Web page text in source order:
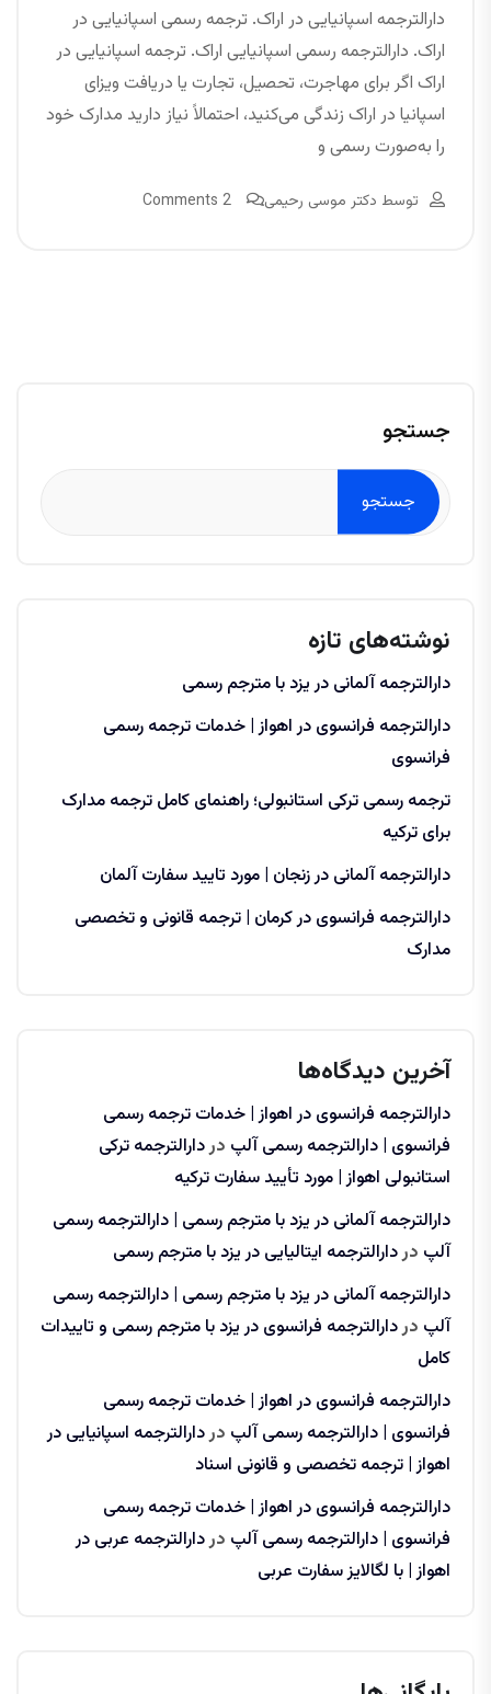
دارالترجمه اسپانیایی در اراک. ترجمه رسمی اسپانیایی در
اراک. دارالترجمه رسمی اسپانیایی اراک. ترجمه اسپانیایی در
اراک اگر برای مهاجرت، تحصیل، تجارت یا دریافت ویزای
اسپانیا در اراک زندگی می‌کنید، احتمالاً نیاز دارید مدارک خود
را به‌صورت رسمی و
توسط دکتر موسی رحیمی 2 Comments
جستجو
جستجو
نوشته‌های تازه
دارالترجمه آلمانی در یزد با مترجم رسمی
دارالترجمه فرانسوی در اهواز | خدمات ترجمه رسمی
فرانسوی
ترجمه رسمی ترکی استانبولی؛ راهنمای کامل ترجمه مدارک
برای ترکیه
دارالترجمه آلمانی در زنجان | مورد تایید سفارت آلمان
دارالترجمه فرانسوی در کرمان | ترجمه قانونی و تخصصی
مدارک
آخرین دیدگاه‌ها
دارالترجمه فرانسوی در اهواز | خدمات ترجمه رسمی
فرانسوی | دارالترجمه رسمی آلپ دردارالترجمه ترکی
استانبولی اهواز | مورد تأیید سفارت ترکیه
دارالترجمه آلمانی در یزد با مترجم رسمی | دارالترجمه رسمی
آلپ دردارالترجمه ایتالیایی در یزد با مترجم رسمی
دارالترجمه آلمانی در یزد با مترجم رسمی | دارالترجمه رسمی
آلپ دردارالترجمه فرانسوی در یزد با مترجم رسمی و تاییدات
کامل
دارالترجمه فرانسوی در اهواز | خدمات ترجمه رسمی
فرانسوی | دارالترجمه رسمی آلپ دردارالترجمه اسپانیایی در
اهواز | ترجمه تخصصی و قانونی اسناد
دارالترجمه فرانسوی در اهواز | خدمات ترجمه رسمی
فرانسوی | دارالترجمه رسمی آلپ دردارالترجمه عربی در
اهواز | با لگالایز سفارت عربی